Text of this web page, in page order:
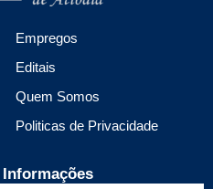
Empregos
Editais
Quem Somos
Politicas de Privacidade
Informações